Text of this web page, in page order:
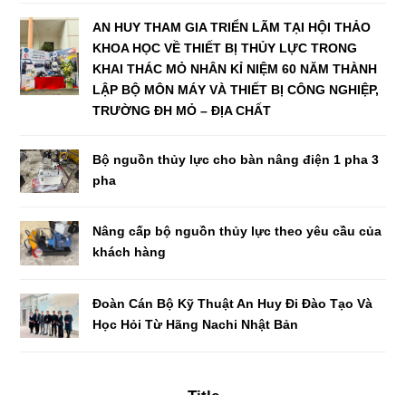
AN HUY THAM GIA TRIỂN LÃM TẠI HỘI THẢO
KHOA HỌC VỀ THIẾT BỊ THỦY LỰC TRONG
KHAI THÁC MỎ NHÂN KỈ NIỆM 60 NĂM THÀNH
LẬP BỘ MÔN MÁY VÀ THIẾT BỊ CÔNG NGHIỆP,
TRƯỜNG ĐH MỎ – ĐỊA CHẤT
Bộ nguồn thủy lực cho bàn nâng điện 1 pha 3
pha
Nâng cấp bộ nguồn thủy lực theo yêu cầu của
khách hàng
Đoàn Cán Bộ Kỹ Thuật An Huy Đi Đào Tạo Và
Học Hỏi Từ Hãng Nachi Nhật Bản